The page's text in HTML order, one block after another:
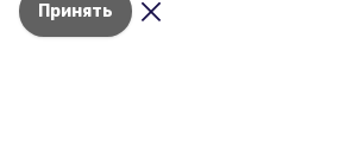
Принять
палаты Ставропольского края.